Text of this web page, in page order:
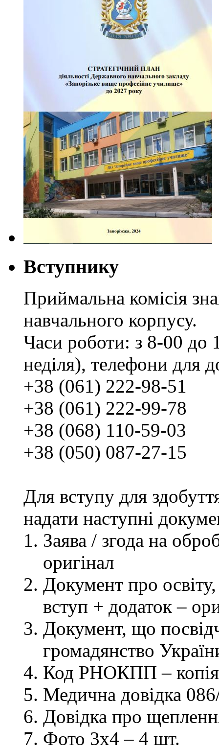
Вступнику
Приймальна комісія
навчального корпусу.
Часи роботи: з 8-00 до
неділя), телефони для
+38 (061) 222-98-51
+38 (061) 222-99-78
+38 (068) 110-59-03
+38 (050) 087-27-15
Для вступу для
надати наступні
Заява / згода на
оригінал
Документ про освіту,
вступ + додаток –
Документ, що
громадянство
Код РНОКПП – копія
Медична довідка
Довідка про
Фото 3х4 – 4 шт.